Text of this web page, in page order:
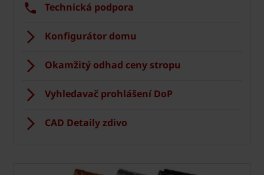
Technická podpora
Konfigurátor domu
Okamžitý odhad ceny stropu
Vyhledavač prohlášení DoP
CAD Detaily zdivo